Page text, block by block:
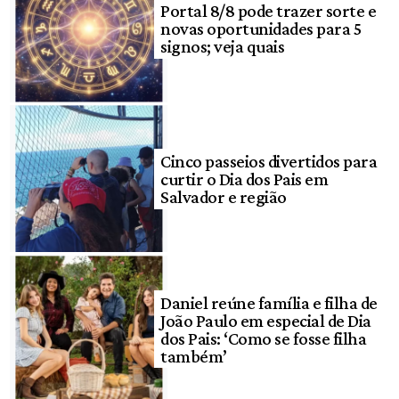
Portal 8/8 pode trazer sorte e
novas oportunidades para 5
signos; veja quais
Cinco passeios divertidos para
curtir o Dia dos Pais em
Salvador e região
Daniel reúne família e filha de
João Paulo em especial de Dia
dos Pais: ‘Como se fosse filha
também’